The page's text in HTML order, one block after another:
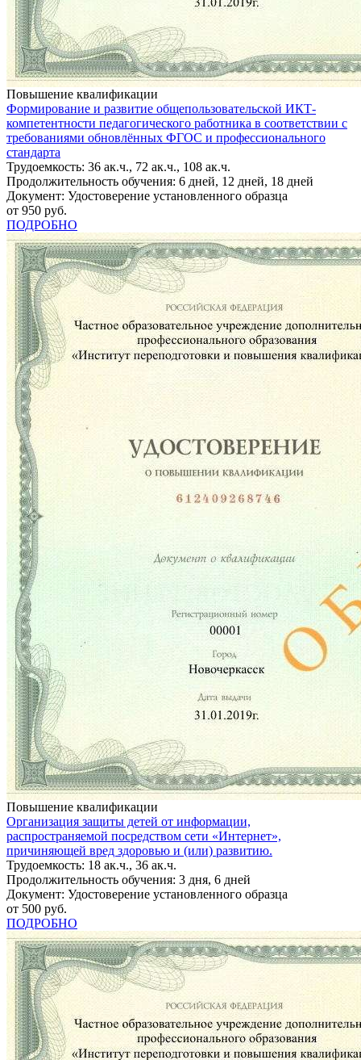
Повышение квалификации
Формирование и развитие общепользовательской ИКТ-
компетентности педагогического работника в соответствии с
требованиями обновлённых ФГОС и профессионального
стандарта
Трудоемкость: 36 ак.ч., 72 ак.ч., 108 ак.ч.
Продолжительность обучения: 6 дней, 12 дней, 18 дней
Документ: Удостоверение установленного образца
от 950 руб.
ПОДРОБНО
Повышение квалификации
Организация защиты детей от информации,
распространяемой посредством сети «Интернет»,
причиняющей вред здоровью и (или) развитию.
Трудоемкость: 18 ак.ч., 36 ак.ч.
Продолжительность обучения: 3 дня, 6 дней
Документ: Удостоверение установленного образца
от 500 руб.
ПОДРОБНО